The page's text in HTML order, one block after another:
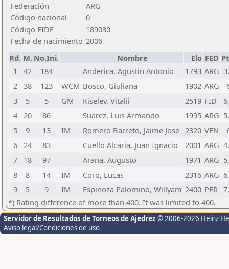
Federación
ARG
Código nacional
0
Código FIDE
189030
Fecha de nacimiento 2006
Rd. M. No.Ini. Nombre Elo FED
1
42 184 Anderica, Agustin Antonio 1793 ARG
2 38 123 WCM Bosco, Giuliana 1902 ARG
3
5 5 GM Kiselev, Vitalii 2519 FID
4 20 86 Suarez, Luis Armando 1995 ARG
5
9 13 IM Romero Barreto, Jaime Jose 2320 VEN
6 24 83 Cuello Alcaria, Juan Ignacio 2001 ARG
7
18 97 Arana, Augusto 1971 ARG
8
8 14 IM Coro, Lucas 2316 ARG
9
5 9 IM Espinoza Palomino, Willyam 2400 PER
*) Rating difference of more than 400. It was limited to 400.
Servidor de Resultados de Torneos de Ajedrez © 2006-2026 Heinz
Aviso legal/Condiciones de uso